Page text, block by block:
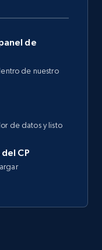
de
de nuestro
de datos y listo
CP